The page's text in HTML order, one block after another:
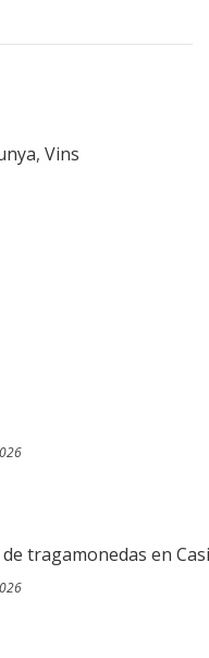
, Vins
tragamonedas en